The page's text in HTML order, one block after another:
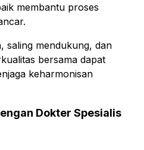
membantu proses
saling mendukung, dan
bersama dapat
keharmonisan
Dokter Spesialis